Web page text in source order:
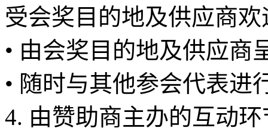
受会奖目的地及供应商欢
• 由会奖目的地及供应商
• 随时与其他参会代表进
4. 由赞助商主办的互动